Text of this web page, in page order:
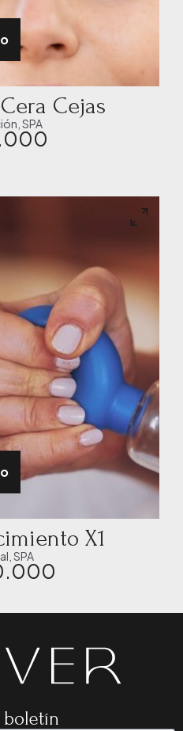
Cejas
SPA
X1
SPA
boletín